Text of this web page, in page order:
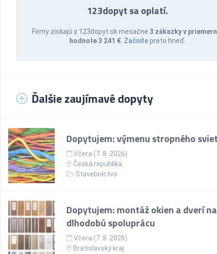
123dopyt sa oplatí.
Firmy získajú z 123dopyt.sk mesačne3 zákazky v
hodnote 3 241 € Začnitepreto hneď.
Ďalšie zaujímavé dopyty
Dopytujem: výmenu stropného
Včera (7. 8. 2026)
Česká republika
Stavebníctvo
Dopytujem: montáž okien a dverí na
dlhodobú spoluprácu
Včera (7. 8. 2026)
Bratislavský kraj